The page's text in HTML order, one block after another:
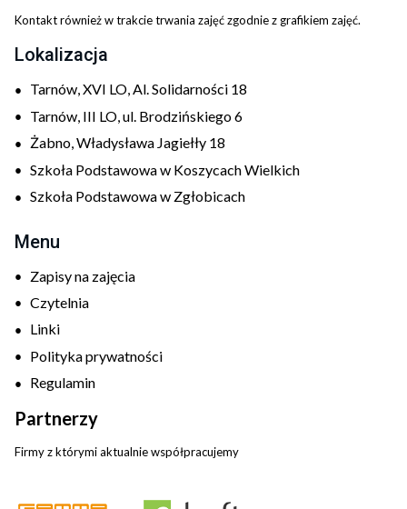
Kontakt również w trakcie trwania zajęć zgodnie z grafikiem zajęć.
Lokalizacja
Tarnów, XVI LO, Al. Solidarności 18
Tarnów, III LO, ul. Brodzińskiego 6
Żabno, Władysława Jagiełły 18
Szkoła Podstawowa w Koszycach Wielkich
Szkoła Podstawowa w Zgłobicach
Menu
Zapisy na zajęcia
Czytelnia
Linki
Polityka prywatności
Regulamin
Partnerzy
Firmy z którymi aktualnie współpracujemy